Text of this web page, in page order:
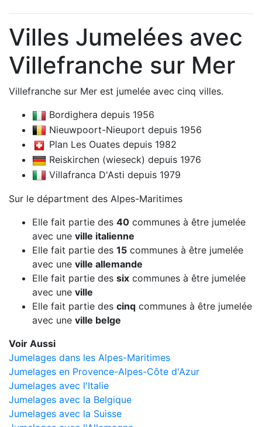
Villes Jumelées avec
Villefranche sur Mer
Villefranche sur Mer est jumelée avec cinq villes.
Bordighera depuis 1956
Nieuwpoort-Nieuport depuis 1956
Plan Les Ouates depuis 1982
Reiskirchen (wieseck) depuis 1976
Villafranca D'Asti depuis 1979
Sur le départment des Alpes-Maritimes
Elle fait partie des 40 communes à être jumelée
avec une ville italienne
Elle fait partie des 15 communes à être jumelée
avec une ville allemande
Elle fait partie des six communes à être jumelée
avec une ville
Elle fait partie des cinq communes à être jumelée
avec une ville belge
Voir Aussi
Jumelages dans les Alpes-Maritimes
Jumelages en Provence-Alpes-Côte d'Azur
Jumelages avec l'Italie
Jumelages avec la Belgique
Jumelages avec la Suisse